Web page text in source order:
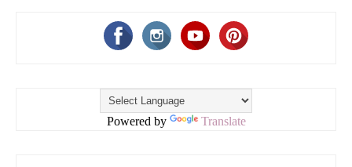
Powered by Translate